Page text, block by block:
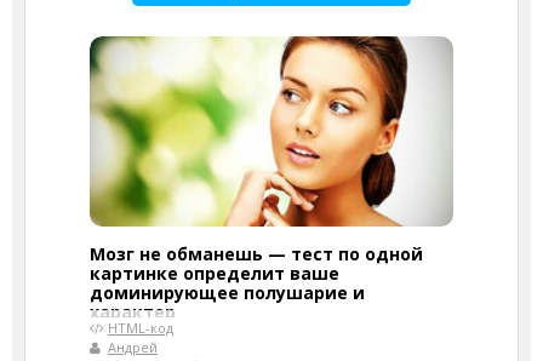
Мозг не обманешь — тест по одной
картинке определит ваше
доминирующее полушарие и
характер
HTML-код
Андрей